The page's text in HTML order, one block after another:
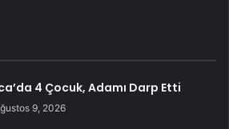
4 Çocuk, Adamı Darp Etti
9, 2026